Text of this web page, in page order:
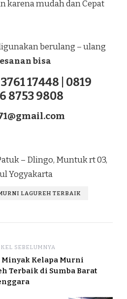
karena mudah dan Cepat
berulang – ulang
bisa
17448 | 0819
8753 9808
– Dlingo, Muntuk rt 03,
Yogyakarta
LAGUREH TERBAIK
SEBELUMNYA
Kelapa Murni
Terbaik di Sumba Barat